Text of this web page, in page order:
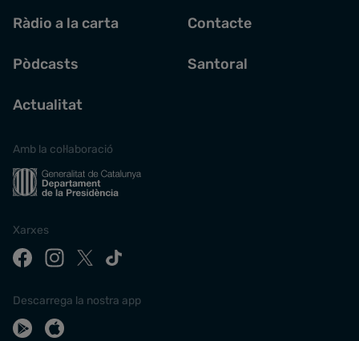
Ràdio a la carta
Pòdcasts
Actualitat
Contacte
Santoral
Amb la col·laboració
Xarxes
Descarrega la nostra app